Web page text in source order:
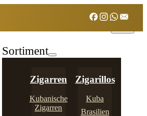
Sortiment
Zigarren
Kubanische
Zigarren
Zigarillos
Kuba
Brasilien